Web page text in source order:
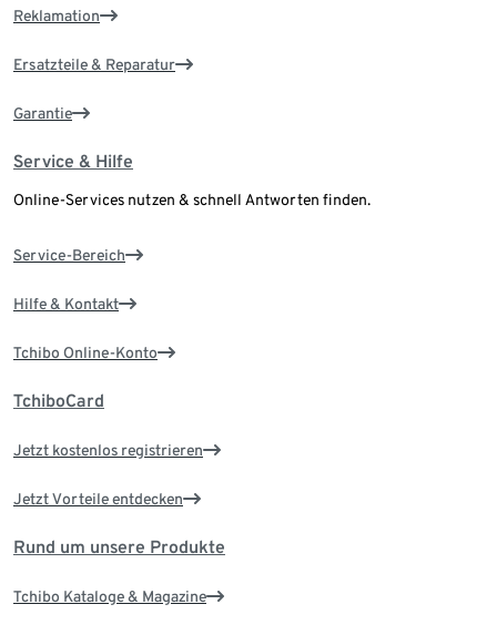
Reklamation
Ersatzteile & Reparatur
Garantie
Service & Hilfe
Online-Services nutzen & schnell Antworten finden.
Service-Bereich
Hilfe & Kontakt
Tchibo Online-Konto
TchiboCard
Jetzt kostenlos registrieren
Jetzt Vorteile entdecken
Rund um unsere Produkte
Tchibo Kataloge & Magazine